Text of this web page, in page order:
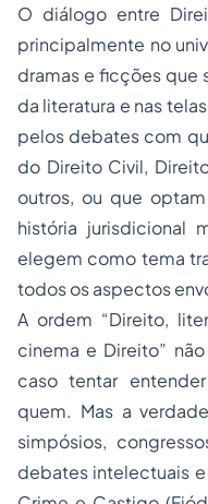
O diálogo entre
principalmente no
dramas e ficções que
da literatura e nas
pelos debates com
do Direito Civil,
outros, ou que
história jurisdicional
elegem como tema
todos os aspectos
A ordem “Direito,
cinema e Direito”
caso tentar
quem. Mas a
simpósios,
debates intelectuais